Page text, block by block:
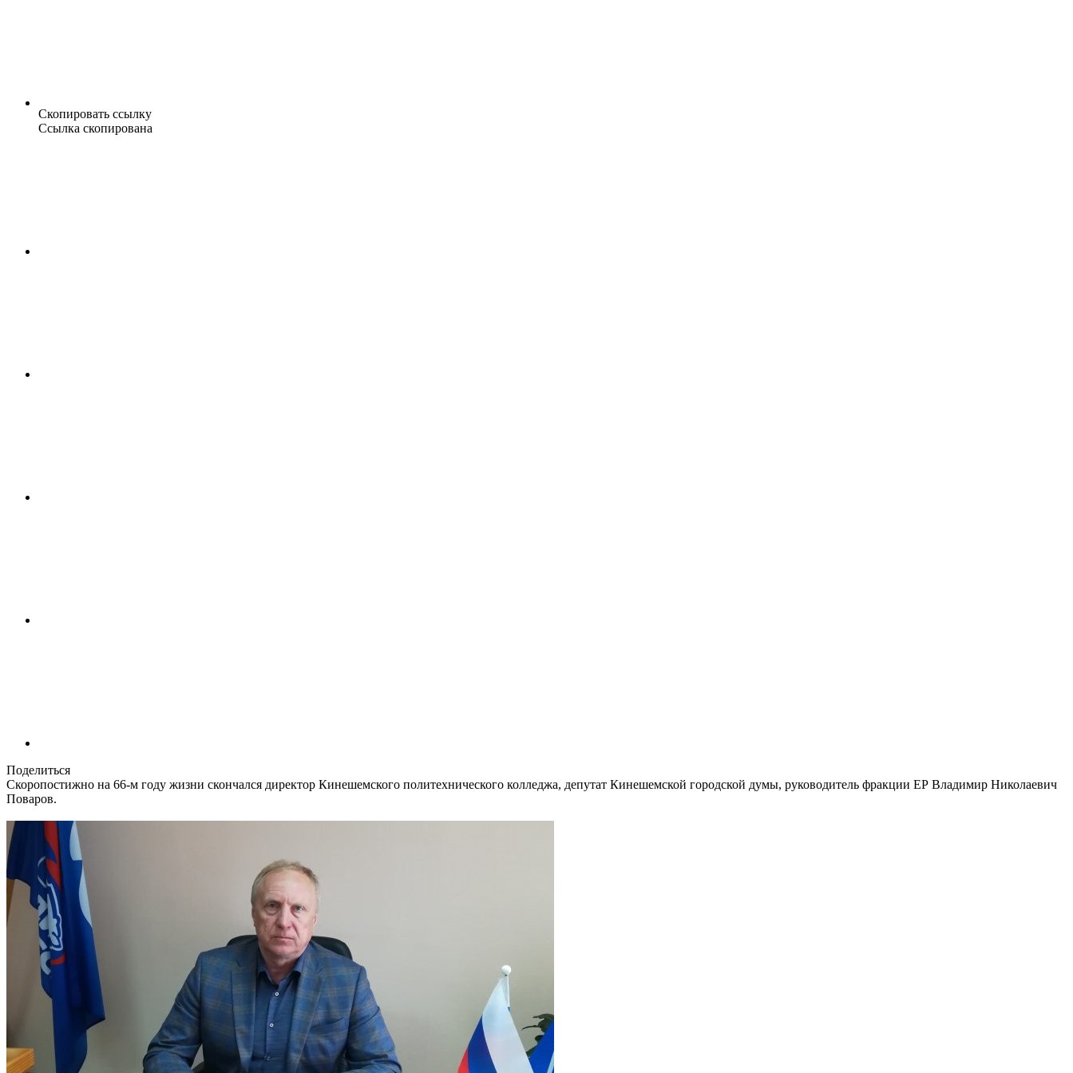
Скопировать ссылку
Ссылка скопирована
Поделиться
Скоропостижно на 66-м году жизни скончался директор Кинешемского политехнического колледжа, депутат Кинешемской городской думы, руководитель фракции ЕР Владимир Николаевич
Поваров.